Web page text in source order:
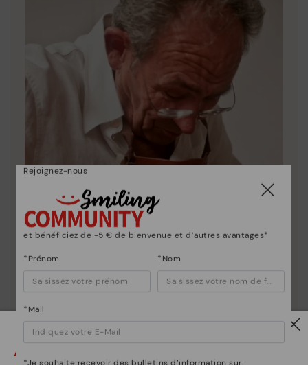
La nature de Pikolinos
Découvrez suite
Attention !
Rejoignez-nous
et bénéficiez de -5 € de bienvenue et d’autres avantages*
*Prénom *Nom
*Mail